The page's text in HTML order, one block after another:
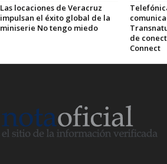
Las locaciones de Veracruz
impulsan el éxito global de la
miniserie No tengo miedo
de
Connect